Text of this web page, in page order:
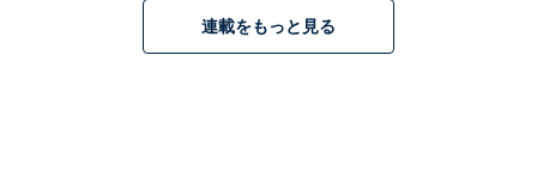
道枝版・金田一完走でファン大絶賛「最高だっ
た」「最優秀演技賞あげたい」
連載をもっと見る